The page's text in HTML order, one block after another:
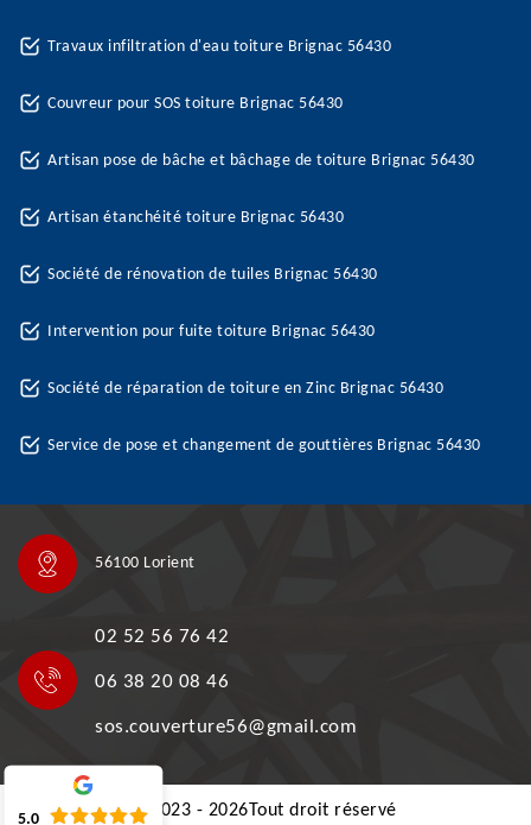
Travaux infiltration d'eau toiture Brignac 56430
Couvreur pour SOS toiture Brignac 56430
Artisan pose de bâche et bâchage de toiture Brignac 56430
Artisan étanchéité toiture Brignac 56430
Société de rénovation de tuiles Brignac 56430
Intervention pour fuite toiture Brignac 56430
Société de réparation de toiture en Zinc Brignac 56430
Service de pose et changement de gouttières Brignac 56430
56100 Lorient
02 52 56 76 42
06 38 20 08 46
sos.couverture56@gmail.com
©2023 - 2026Tout droit réservé
5.0